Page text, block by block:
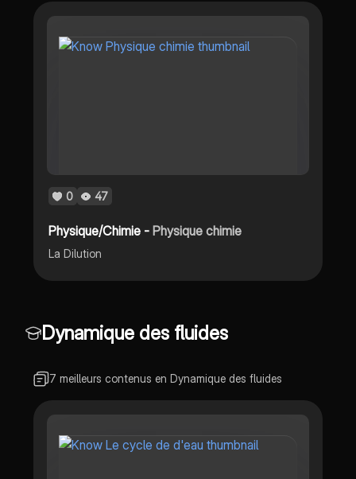
0 47
Physique/Chimie -Physique chimie
La Dilution
Dynamique des fluides
7 meilleurs contenus en Dynamique des fluides